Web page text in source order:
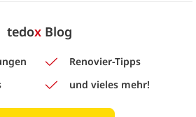
tedoxBlog
Renovier-Tipps
und vieles mehr!